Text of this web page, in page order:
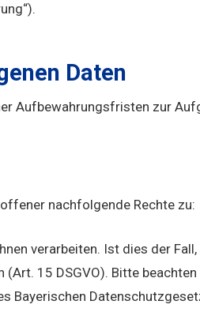
Daten
Aufbewahrungsfristen zur
nachfolgende Rechte zu:
verarbeiten. Ist dies der
15 DSGVO). Bitte
Bayerischen